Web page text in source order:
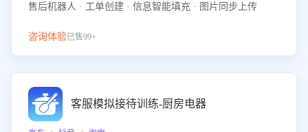
售后机器人 · 工单创建 · 信息智能填充 · 图片同步上传
咨询体验已售99+
客服模拟接待训练-厨房电器